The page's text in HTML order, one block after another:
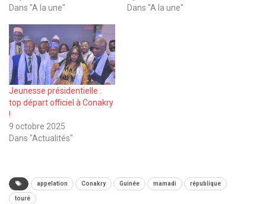
Dans "A la une"
Dans "A la une"
Jeunesse présidentielle :
top départ officiel à Conakry
!
9 octobre 2025
Dans "Actualités"
appelation Conakry Guinée mamadi république
touré